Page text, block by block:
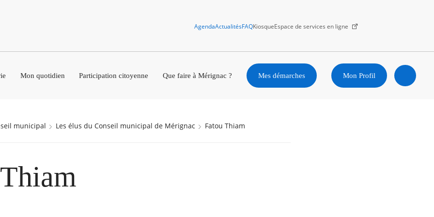
AgendaActualitésFAQKiosqueEspace de services en ligne
Mon quotidien Participation citoyenne Que faire à Mérignac ? Mes démarches Mon Profil
municipal Les élus du Conseil municipal de Mérignac Fatou Thiam